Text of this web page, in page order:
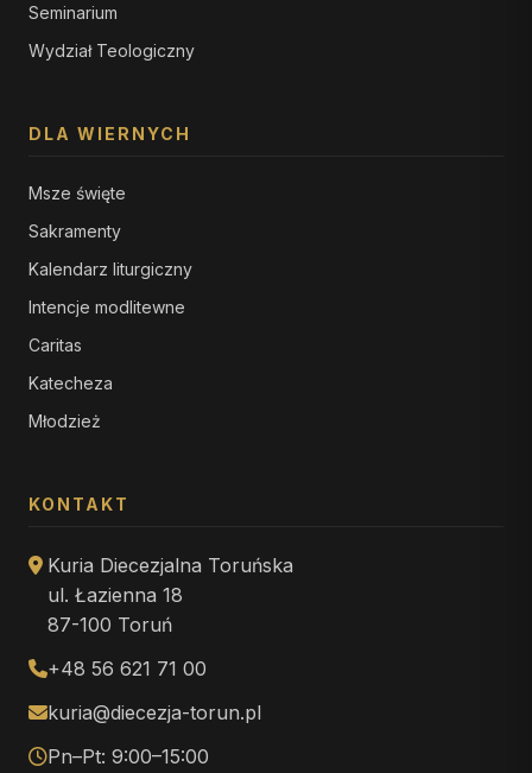
Seminarium
Wydział Teologiczny
DLA WIERNYCH
Msze święte
Sakramenty
Kalendarz liturgiczny
Intencje modlitewne
Caritas
Katecheza
Młodzież
KONTAKT
Kuria Diecezjalna Toruńska
ul. Łazienna 18
87-100 Toruń
+48 56 621 71 00
kuria@diecezja-torun.pl
Pn–Pt: 9:00–15:00